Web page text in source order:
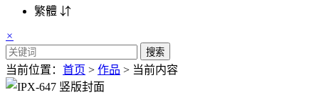
繁體 ⇵
×
搜索
当前位置： 首页 > 作品 > 当前内容